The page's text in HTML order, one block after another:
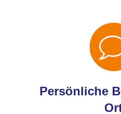
Persönliche